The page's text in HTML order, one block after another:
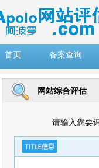
首页
备案查询
网站综合评估
请输入您要